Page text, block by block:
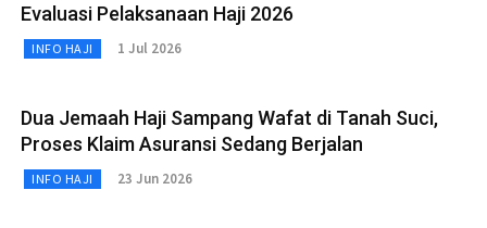
Evaluasi Pelaksanaan Haji 2026
INFO HAJI 1 Jul 2026
Dua Jemaah Haji Sampang Wafat di Tanah Suci,
Proses Klaim Asuransi Sedang Berjalan
INFO HAJI 23 Jun 2026